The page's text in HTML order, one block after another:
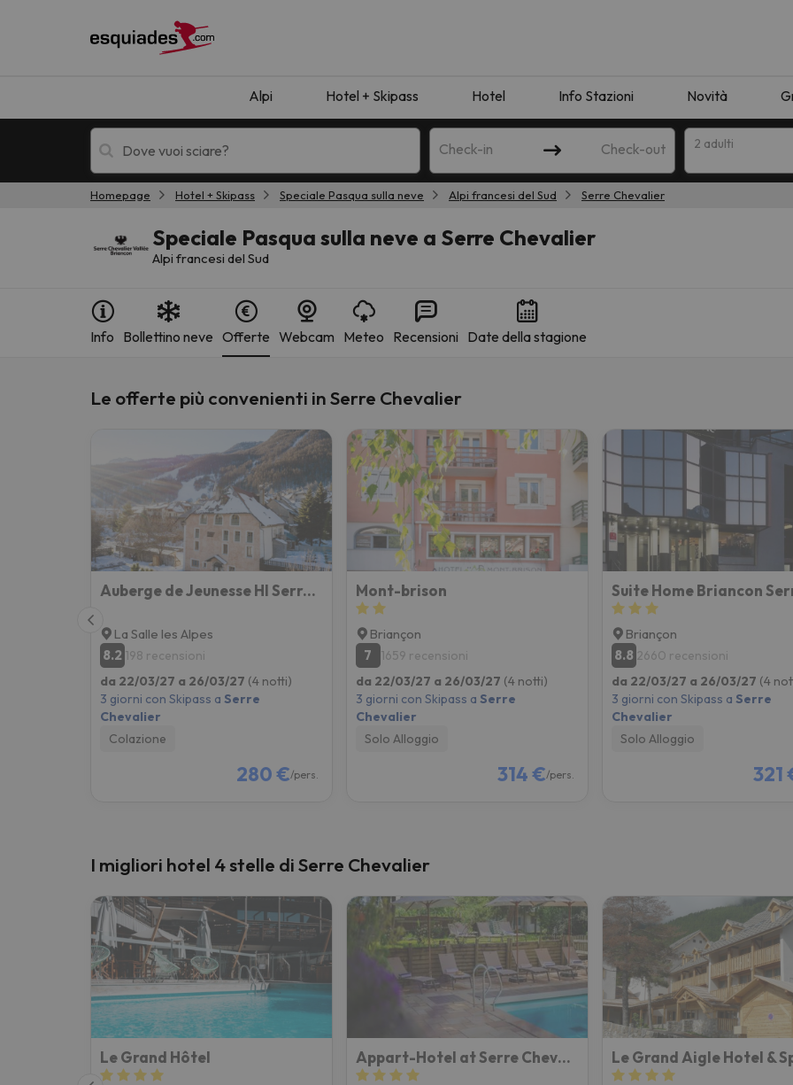
Alpi Hotel + Skipass Hotel Info Stazioni Novità
Check-in Check-out 2 adulti
Hotel + skipass Hotel di montagna
Sembra che il nostro ricercatore abbia perso la strada. Non appena troverà la bussola, tornerà.
Homepage Hotel + Skipass Speciale Pasqua sulla neve Alpi francesi del Sud Serre Chevalier
Speciale Pasqua sulla neve a Serre Chevalier
Alpi francesi del Sud
Info Bollettino neve Offerte Webcam Meteo Recensioni Date della stagione
Le offerte più convenienti in Serre Chevalier
Auberge de Jeunesse HI Serre-Chevalier
La Salle les Alpes
8.2 198 recensioni
da 22/03/27 a 26/03/27 (4 notti)
3 giorni con Skipass a Serre
Chevalier
Colazione
280 €/pers.
Mont-brison
Briançon
7
1659 recensioni
da 22/03/27 a 26/03/27 (4 notti)
3 giorni con Skipass a Serre
Chevalier
Solo Alloggio
314 €/pers.
Briançon
8.8 2660 recensioni
da 22/03/27 a 26/03/27 (4
3 giorni con Skipass a Serre
Chevalier
Solo Alloggio
321
I migliori hotel 4 stelle di Serre Chevalier
Le Grand Hôtel Appart-Hotel at Serre Chevalier Alliey Spa & Pool Le Grand Aigle Hotel &